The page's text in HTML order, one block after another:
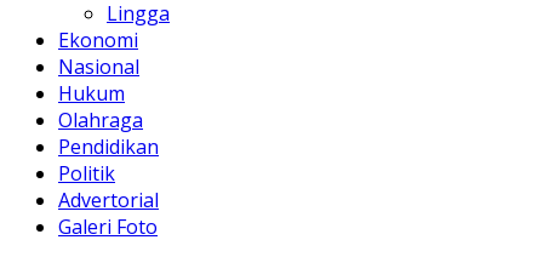
Lingga
Ekonomi
Nasional
Hukum
Olahraga
Pendidikan
Politik
Advertorial
Galeri Foto